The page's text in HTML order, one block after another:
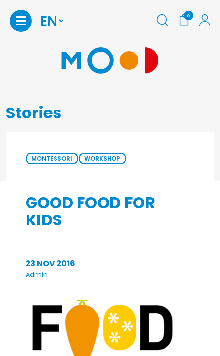
Homepage
0
Stories
MONTESSORI WORKSHOP
GOOD FOOD FOR
KIDS
23 NOV 2016
Admin